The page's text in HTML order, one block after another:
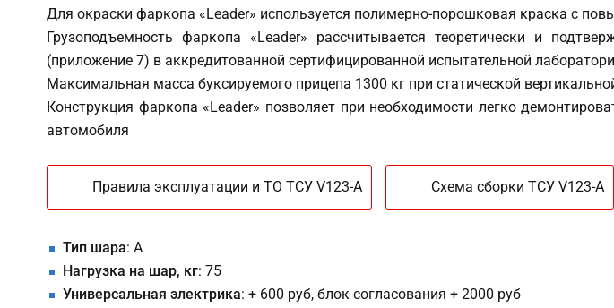
Для окраски фаркопа «Leader» используется полимерно-порошковая краска с
Грузоподъемность фаркопа «Leader» рассчитывается теоретически и
(приложение 7) в аккредитованной сертифицированной испытательной
Максимальная масса буксируемого прицепа 1300 кг при статической
Конструкция фаркопа «Leader» позволяет при необходимости легко
автомобиля
Правила эксплуатации и ТО ТСУ V123-A Схема сборки ТСУ V123-A
Тип шара: A
Нагрузка на шар, кг: 75
Универсальная электрика: + 600 руб, блок согласования + 2000 руб